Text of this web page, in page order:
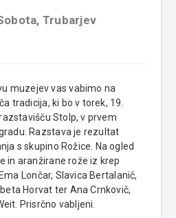
Trubarjev
muzejev vas vabimo na
tradicija, ki bo v torek, 19.
Stolp, v prvem
Razstava je rezultat
s skupino Rožice. Na ogled
in aranžirane rože iz krep
Lončar, Slavica Bertalanič,
Horvat ter Ana Crnkovič,
Prisrčno vabljeni.